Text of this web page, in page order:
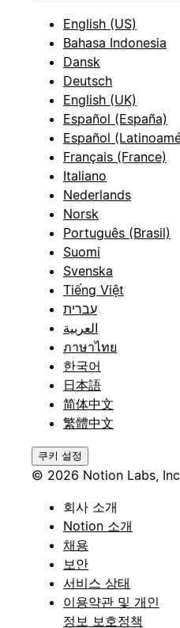
English (US)
Bahasa Indonesia
Dansk
Deutsch
English (UK)
Español (España)
Español
Français (France)
Italiano
Nederlands
Norsk
Português (Brasil)
Suomi
Svenska
Tiếng Việt
עברית
العربية
ภาษาไทย
한국어
日本語
简体中文
繁體中文
쿠키 설정
© 2026 Notion Labs,
회사 소개
Notion 소개
채용
보안
서비스 상태
이용약관 및 개인
정보 보호정책